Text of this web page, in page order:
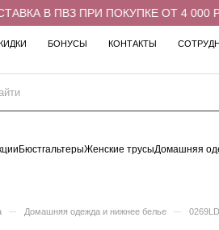
В ПВЗ ПРИ ПОКУПКЕ ОТ 4 000
БОНУСЫ КОНТАКТЫ
БюстгальтерыЖенские трусыДомашняя
– Домашняя одежда и нижнее белье –